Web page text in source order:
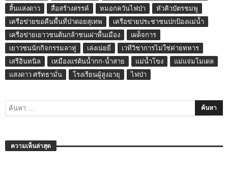
สิ้นแสงดาว สื่อสร้างสรรค์ หมอกควันไฟป่า
หัวคิวบัตรชมพู
เครือข่ายขอคืนพื้นที่ป่าดอยสุเทพ
เครือข่ายประชาชนปกป้องแม่น้ำ
เครือข่ายเยาวชนต้นกล้าชนเผ่าพื้นเมือง
เผด็จการ
เยาวชนนักกิจกรรมลาหู่
เล่งเน่ยยี่
เวทีวิชาการไม่ใช่ค่ายทหาร
เสรีอินทนิล
เหมืองแร่ต้นน้ำกก-น้ำสาย แม่น้ำโขง
แม่แจ่มโมเดล
แสงดาว ศรัทธามั่น
โรงเรียนผู้สูงอายุ ไฟป่า
ความเห็นล่าสุด